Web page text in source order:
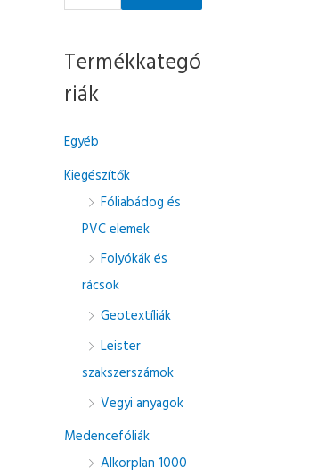
e
é
s
k
ö
:
Termékkategó
riák
Egyéb
Kiegészítők
Fóliabádog és
PVC elemek
Folyókák és
rácsok
Geotextíliák
Leister
szakszerszámok
Vegyi anyagok
Medencefóliák
Alkorplan 1000